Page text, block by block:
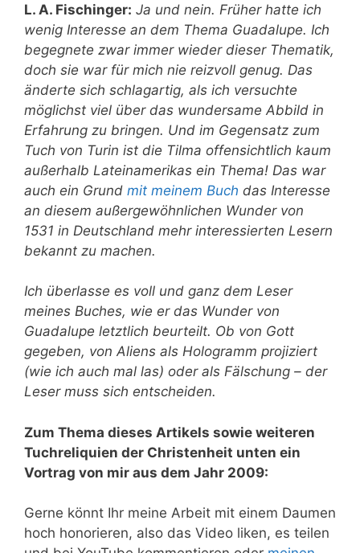
L. A. Fischinger: Ja und nein. Früher hatte ich
wenig Interesse an dem Thema Guadalupe. Ich
begegnete zwar immer wieder dieser Thematik,
doch sie war für mich nie reizvoll genug. Das
änderte sich schlagartig, als ich versuchte
möglichst viel über das wundersame Abbild in
Erfahrung zu bringen. Und im Gegensatz zum
Tuch von Turin ist die Tilma offensichtlich kaum
außerhalb Lateinamerikas ein Thema! Das war
auch ein Grund mit meinem Buch das Interesse
an diesem außergewöhnlichen Wunder von
1531 in Deutschland mehr interessierten Lesern
bekannt zu machen.
Ich überlasse es voll und ganz dem Leser
meines Buches, wie er das Wunder von
Guadalupe letztlich beurteilt. Ob von Gott
gegeben, von Aliens als Hologramm projiziert
(wie ich auch mal las) oder als Fälschung – der
Leser muss sich entscheiden.
Zum Thema dieses Artikels sowie weiteren
Tuchreliquien der Christenheit unten ein
Vortrag von mir aus dem Jahr 2009:
Gerne könnt Ihr meine Arbeit mit einem Daumen
hoch honorieren, also das Video liken, es teilen